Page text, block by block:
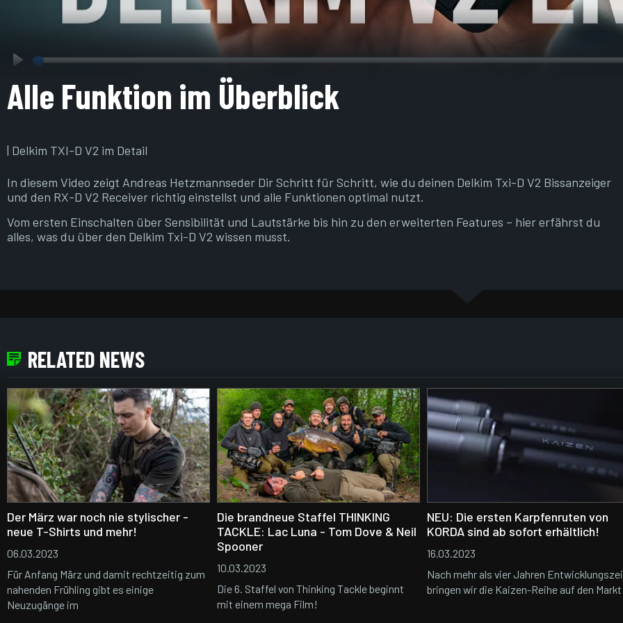
Alle Funktion im Überblick
| Delkim TXI-D V2 im Detail
In diesem Video zeigt Andreas Hetzmannseder Dir Schritt für Schritt, wie du deinen Delkim Txi-D V2 Bissanzeiger
und den RX-D V2 Receiver richtig einstellst und alle Funktionen optimal nutzt.
Vom ersten Einschalten über Sensibilität und Lautstärke bis hin zu den erweiterten Features – hier erfährst du
alles, was du über den Delkim Txi-D V2 wissen musst.
RELATED NEWS
Der März war noch nie stylischer -
neue T-Shirts und mehr!
06.03.2023
Für Anfang März und damit rechtzeitig zum
nahenden Frühling gibt es einige
Neuzugänge im
Die brandneue Staffel THINKING
TACKLE: Lac Luna - Tom Dove & Neil
Spooner
10.03.2023
Die 6. Staffel von Thinking Tackle beginnt
mit einem mega Film!
NEU: Die ersten Karpfenruten von
KORDA sind ab sofort erhältlich!
16.03.2023
Nach mehr als vier Jahren
bringen wir die Kaizen-Reihe auf den Markt